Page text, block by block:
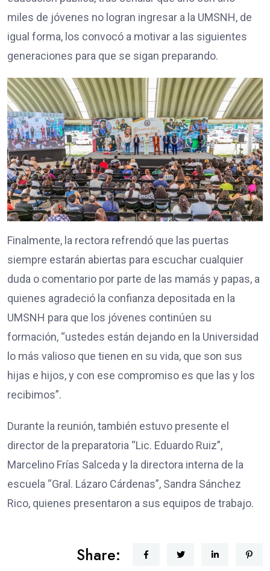
miles de jóvenes no logran ingresar a la UMSNH, de
igual forma, los convocó a motivar a las siguientes
generaciones para que se sigan preparando.
Finalmente, la rectora refrendó que las puertas
siempre estarán abiertas para escuchar cualquier
duda o comentario por parte de las mamás y papas, a
quienes agradeció la confianza depositada en la
UMSNH para que los jóvenes continúen su
formación, “ustedes están dejando en la Universidad
lo más valioso que tienen en su vida, que son sus
hijas e hijos, y con ese compromiso es que las y los
recibimos”.
Durante la reunión, también estuvo presente el
director de la preparatoria “Lic. Eduardo Ruiz”,
Marcelino Frías Salceda y la directora interna de la
escuela “Gral. Lázaro Cárdenas”, Sandra Sánchez
Rico, quienes presentaron a sus equipos de trabajo.
Share: